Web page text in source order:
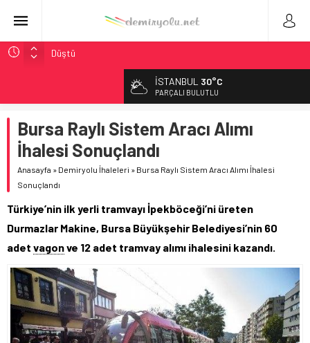
Çekya ETCS’de Erken Teslim Ama Ulusal Hedef 730 km’ye
Düştü
Brescia 426 Milyon Euro’luk Tramvay İnşaatına Başladı
Northern Railway Doğruladı: 308 Bin Rupiye Özel Vagonda
Puja
Chicago’da Metra Polisi BVLOS Drone’larla Müdahale
Süresini Kısalttı
İSTANBUL 30°C
PARÇALI BULUTLU
Bursa Raylı Sistem Aracı Alımı
İhalesi Sonuçlandı
Anasayfa » Demiryolu İhaleleri » Bursa Raylı Sistem Aracı Alımı İhalesi
Sonuçlandı
Türkiye’nin ilk yerli tramvayı İpekböceği’ni üreten
Durmazlar Makine, Bursa Büyükşehir Belediyesi’nin 60
adet vagonve 12 adet tramvay alımı ihalesini kazandı.